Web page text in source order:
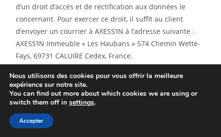
d’un droit d’accès et de rectification aux données le
concernant. Pour exercer ce droit, il suffit au client
d’envoyer un courrier à AXESS’IN à l’adresse suivante :
AXESS’IN Immeuble « Les Haubans » 574 Chemin Wette-
Fays, 69731 CALUIRE Cedex, France.
14. Informations légales
AXESS’IN
Immeuble « Les Haubans »
574 Chemin Wette-Fays
Nous utilisons des cookies pour vous offrir la meilleure
expérience sur notre site.
You can find out more about which cookies we are using or
switch them off in settings.
Accepter